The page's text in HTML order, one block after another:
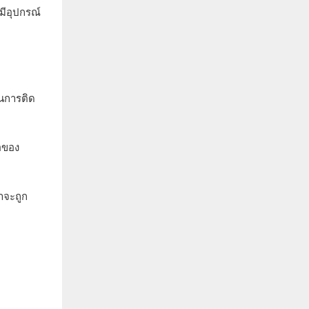
มีอุปกรณ์
การติด
อง
ะถูก